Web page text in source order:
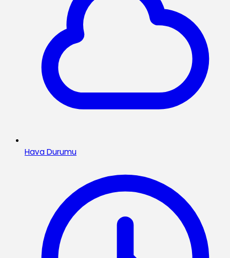
Hava Durumu